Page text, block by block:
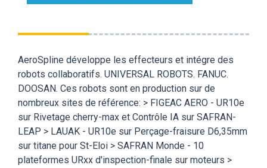
AeroSpline développe les effecteurs et intégre des
robots collaboratifs. UNIVERSAL ROBOTS. FANUC.
DOOSAN. Ces robots sont en production sur de
nombreux sites de référence: > FIGEAC AERO - UR10e
sur Rivetage cherry-max et Contrôle IA sur SAFRAN-
LEAP > LAUAK - UR10e sur Perçage-fraisure D6,35mm
sur titane pour St-Eloi > SAFRAN Monde - 10
plateformes URxx d'inspection-finale sur moteurs >